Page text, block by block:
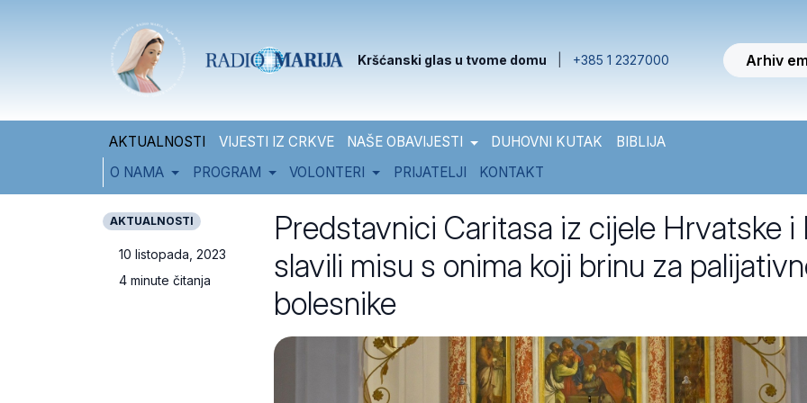
Kršćanski glas u tvome domu +385 1 2327000 Arhiv
AKTUALNOSTI VIJESTI IZ CRKVE NAŠE OBAVIJESTI DUHOVNI KUTAK
BIBLIJA
O NAMA
PROGRAM VOLONTERI PRIJATELJI KONTAKT
AKTUALNOSTI
10 listopada, 2023
4 minute čitanja
Predstavnici Caritasa iz cijele Hrvatske i
slavili misu s onima koji brinu za
bolesnike